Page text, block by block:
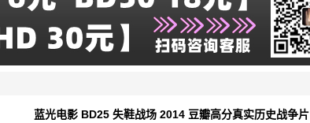
蓝光电影 BD25 失鞋战场 2014 豆瓣高分真实历史战争片